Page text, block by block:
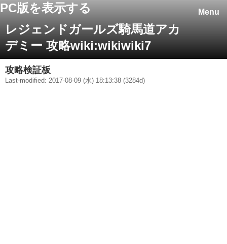
Menu
PC版を表示する
レジェンドガールズ騎馬道アカ
デミー 攻略wiki:wikiwiki7
攻略検証板
Last-modified: 2017-08-09 (水) 18:13:38 (3284d)